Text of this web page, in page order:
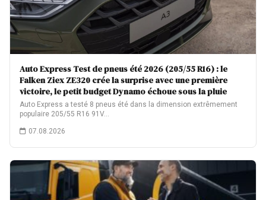
Auto Express Test de pneus été 2026 (205/55 R16) : le
Falken Ziex ZE320 crée la surprise avec une première
victoire, le petit budget Dynamo échoue sous la pluie
Auto Express a testé 8 pneus été dans la dimension extrêmement
populaire 205/55 R16 91V…
07.08.2026